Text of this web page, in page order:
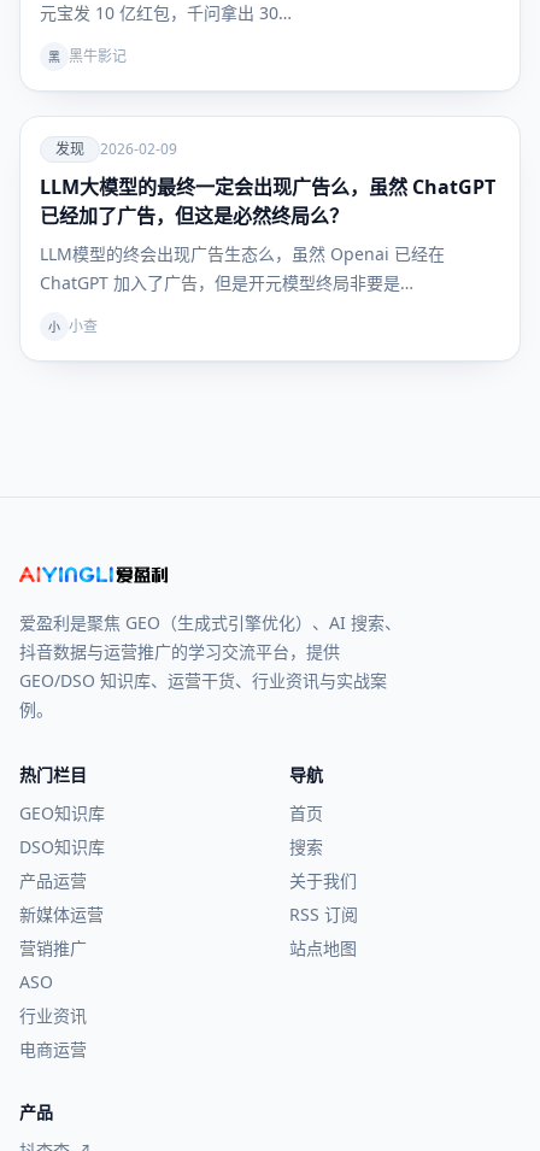
元宝发 10 亿红包，千问拿出 30…
黑 黑牛影记
爱
发现
发现 2026-02-09
LLM大模型的最终一定会出现广告么，虽然 ChatGPT
已经加了广告，但这是必然终局么？
LLM模型的终会出现广告生态么，虽然 Openai 已经在
ChatGPT 加入了广告，但是开元模型终局非要是…
小 小查
爱盈利是聚焦 GEO（生成式引擎优化）、AI 搜索、
抖音数据与运营推广的学习交流平台，提供
GEO/DSO 知识库、运营干货、行业资讯与实战案
例。
热门栏目
GEO知识库
DSO知识库
产品运营
新媒体运营
营销推广
ASO
行业资讯
电商运营
导航
首页
搜索
关于我们
RSS 订阅
站点地图
产品